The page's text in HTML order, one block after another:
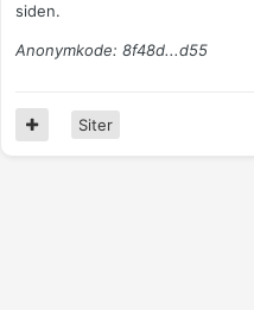
siden.
Anonymkode: 8f48d...d55
Siter